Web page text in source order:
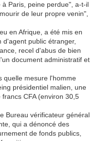
Paris, peine perdue", a-t-il
de leur propre venin",
en Afrique, a été mis en
public étranger,
recel d'abus de bien
document administratif et
quelle mesure l'homme
présidentiel malien, une
CFA (environ 30,5
Bureau vérificateur général
qui a dénoncé des
de fonds publics,